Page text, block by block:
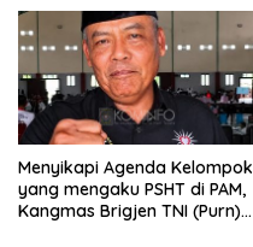
Menyikapi Agenda Kelompok
yang mengaku PSHT di PAM,
Kangmas Brigjen TNI (Purn)